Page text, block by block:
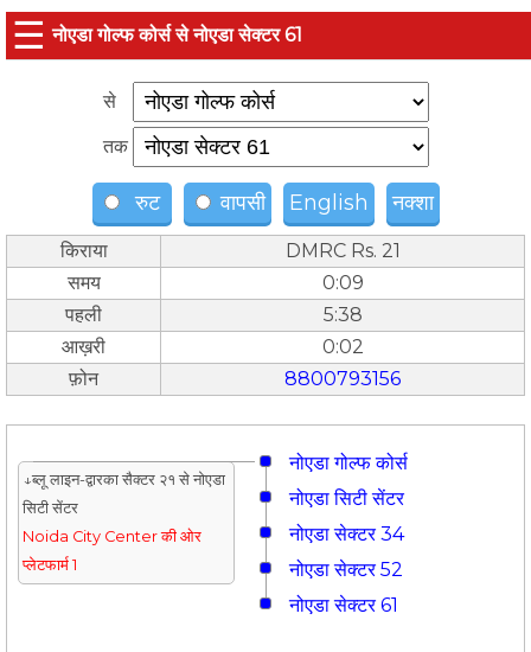
☰ नोएडा गोल्फ कोर्स से नोएडा सेक्टर 61
से
तक
रुट वापसी English नक्शा
किराया
DMRC Rs. 21
समय
0:09
पहली
5:38
आख़री
0:02
फ़ोन
8800793156
नोएडा गोल्फ कोर्स
↓ब्लू लाइन-द्वारका सैक्टर २१ से नोएडा
सिटी सेंटर
Noida City Center की ओर
प्लेटफार्म 1
नोएडा सिटी सेंटर
नोएडा सेक्टर 34
नोएडा सेक्टर 52
नोएडा सेक्टर 61